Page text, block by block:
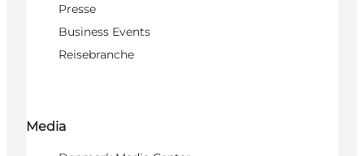
Presse
Business Events
Reisebranche
Media